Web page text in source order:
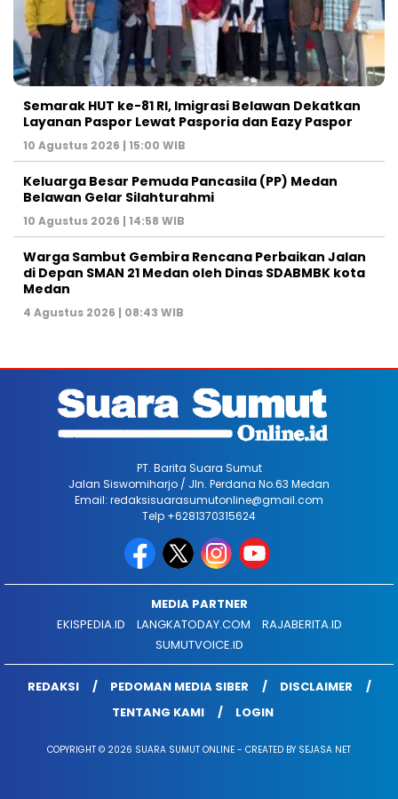
Semarak HUT ke-81 RI, Imigrasi Belawan Dekatkan
Layanan Paspor Lewat Pasporia dan Eazy Paspor
10 Agustus 2026 | 15:00 WIB
Keluarga Besar Pemuda Pancasila (PP) Medan
Belawan Gelar Silahturahmi
10 Agustus 2026 | 14:58 WIB
Warga Sambut Gembira Rencana Perbaikan Jalan
di Depan SMAN 21 Medan oleh Dinas SDABMBK kota
Medan
4 Agustus 2026 | 08:43 WIB
PT. Barita Suara Sumut
Jalan Siswomiharjo / Jln. Perdana No.63 Medan
Email: redaksisuarasumutonline@gmail.com
Telp +6281370315624
MEDIA PARTNER
EKISPEDIA.ID
LANGKATODAY.COM
RAJABERITA.ID
SUMUTVOICE.ID
REDAKSI PEDOMAN MEDIA SIBER
DISCLAIMER
TENTANG KAMI
LOGIN
COPYRIGHT © 2026 SUARA SUMUT ONLINE - CREATED BY SEJASA NET